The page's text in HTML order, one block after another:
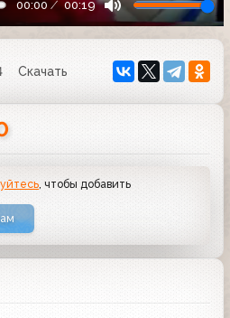
00:00 00:19
Скачать
, чтобы добавить